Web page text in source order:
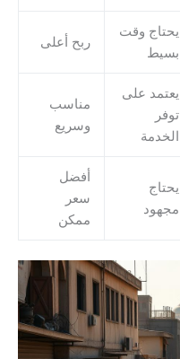
يحتاج وقت
بسيط
ربح أعلى
يعتمد على
توفر
الخدمة
مناسب
وسريع
يحتاج
مجهود
أفضل
سعر
ممكن